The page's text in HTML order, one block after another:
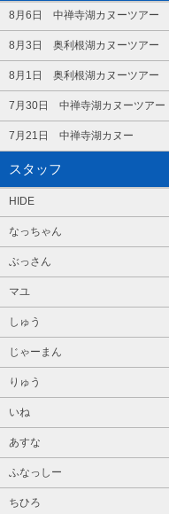
8月6日 中禅寺湖カヌーツアー
8月3日 奥利根湖カヌーツアー
8月1日 奥利根湖カヌーツアー
7月30日 中禅寺湖カヌーツアー
7月21日 中禅寺湖カヌー
スタッフ
HIDE
なっちゃん
ぶっさん
マユ
しゅう
じゃーまん
りゅう
いね
あすな
ふなっしー
ちひろ